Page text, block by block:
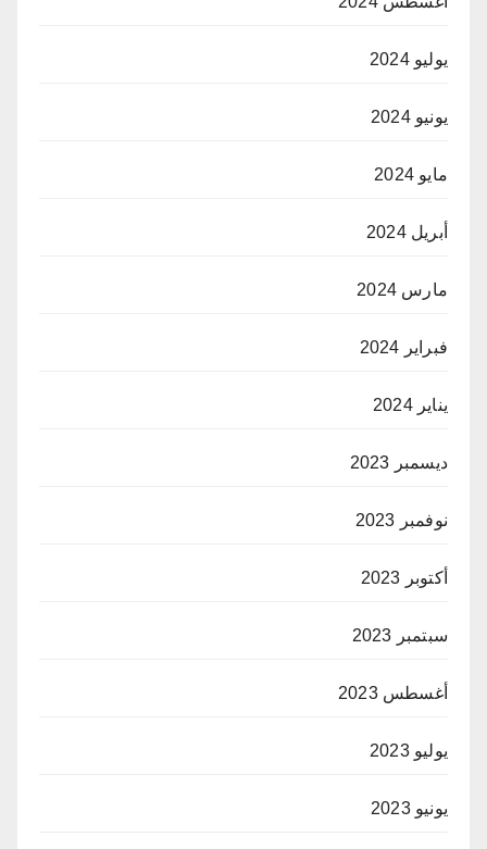
يوليو 2024
يونيو 2024
مايو 2024
أبريل 2024
مارس 2024
فبراير 2024
يناير 2024
ديسمبر 2023
نوفمبر 2023
أكتوبر 2023
سبتمبر 2023
أغسطس 2023
يوليو 2023
يونيو 2023